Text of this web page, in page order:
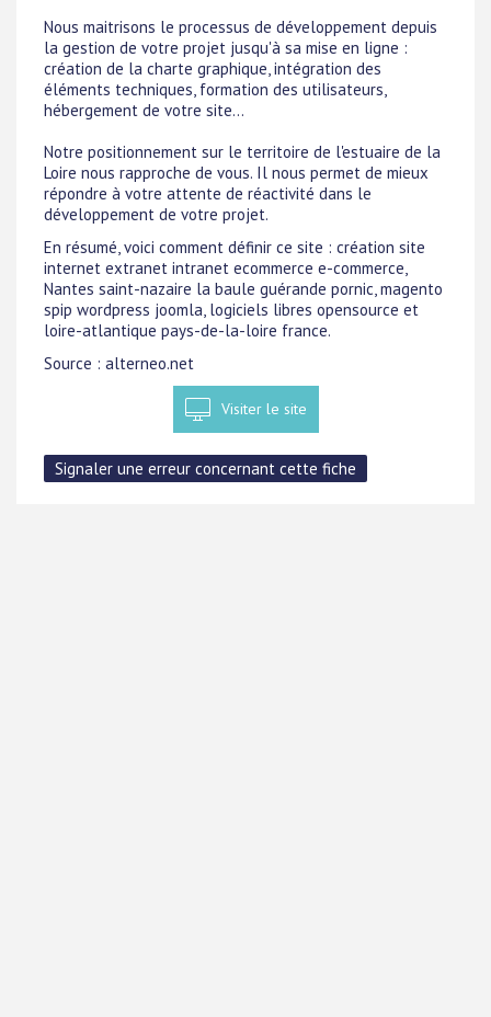
Nous maitrisons le processus de développement depuis
la gestion de votre projet jusqu'à sa mise en ligne :
création de la charte graphique, intégration des
éléments techniques, formation des utilisateurs,
hébergement de votre site...
Notre positionnement sur le territoire de l'estuaire de la
Loire nous rapproche de vous. Il nous permet de mieux
répondre à votre attente de réactivité dans le
développement de votre projet.
En résumé, voici comment définir ce site : création site
internet extranet intranet ecommerce e-commerce,
Nantes saint-nazaire la baule guérande pornic, magento
spip wordpress joomla, logiciels libres opensource et
loire-atlantique pays-de-la-loire france.
Source : alterneo.net
Visiter le site